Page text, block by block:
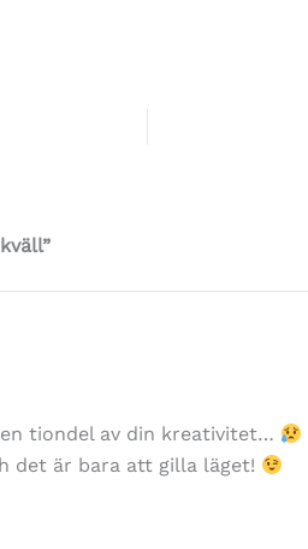
tiondel av din kreativitet…
det är bara att gilla läget!